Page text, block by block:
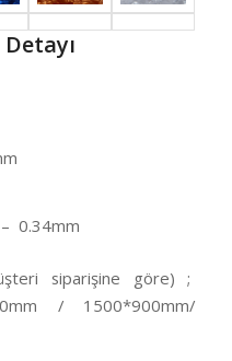
– 0.34mm
siparişine göre) ;
/ 1500*900mm/